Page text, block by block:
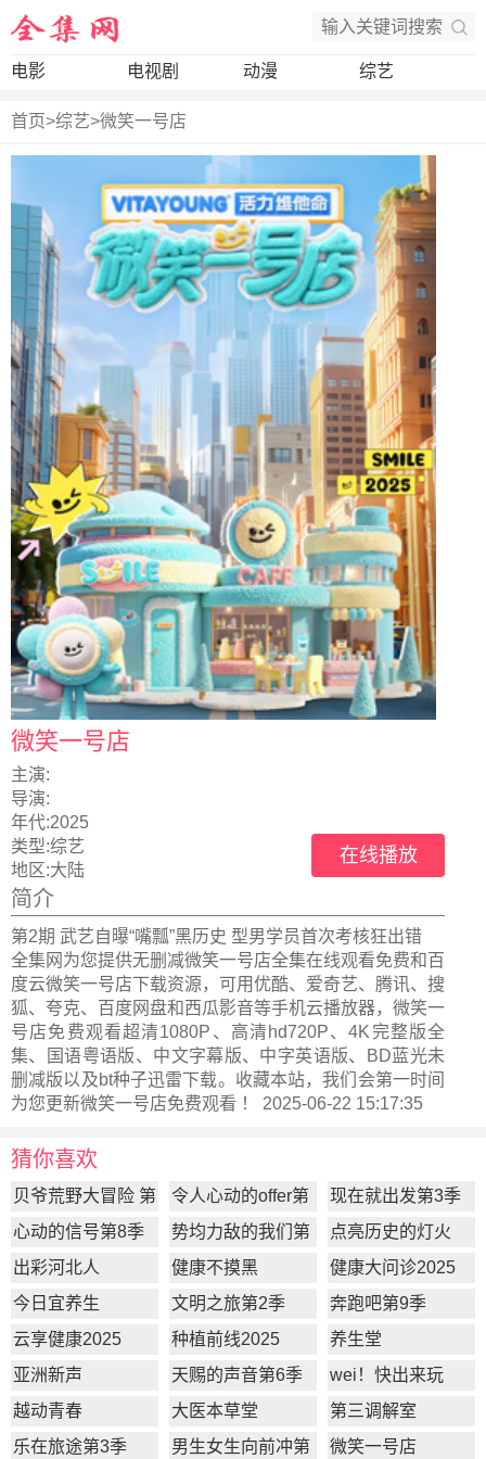
电影 电视剧 动漫 综艺
首页>综艺>微笑一号店
微笑一号店
主演:
导演:
年代:2025
类型:综艺
地区:大陆
在线播放
简介
第2期 武艺自曝“嘴瓢”黑历史 型男学员首次考核狂出错
全集网为您提供无删减微笑一号店全集在线观看免费和百
度云微笑一号店下载资源，可用优酷、爱奇艺、腾讯、搜
狐、夸克、百度网盘和西瓜影音等手机云播放器，微笑一
号店免费观看超清1080P、高清hd720P、4K完整版全
集、国语粤语版、中文字幕版、中字英语版、BD蓝光未
删减版以及bt种子迅雷下载。收藏本站，我们会第一时间
为您更新微笑一号店免费观看 ！ 2025-06-22 15:17:35
猜你喜欢
贝爷荒野大冒险 第
一季
令人心动的offer第
7季
现在就出发第3季
心动的信号第8季
势均力敌的我们第
2季
点亮历史的灯火
出彩河北人
健康不摸黑
健康大问诊2025
今日宜养生
文明之旅第2季
奔跑吧第9季
云享健康2025
种植前线2025
养生堂
亚洲新声
天赐的声音第6季
wei！快出来玩
越动青春
大医本草堂
第三调解室
乐在旅途第3季
男生女生向前冲第 微笑一号店